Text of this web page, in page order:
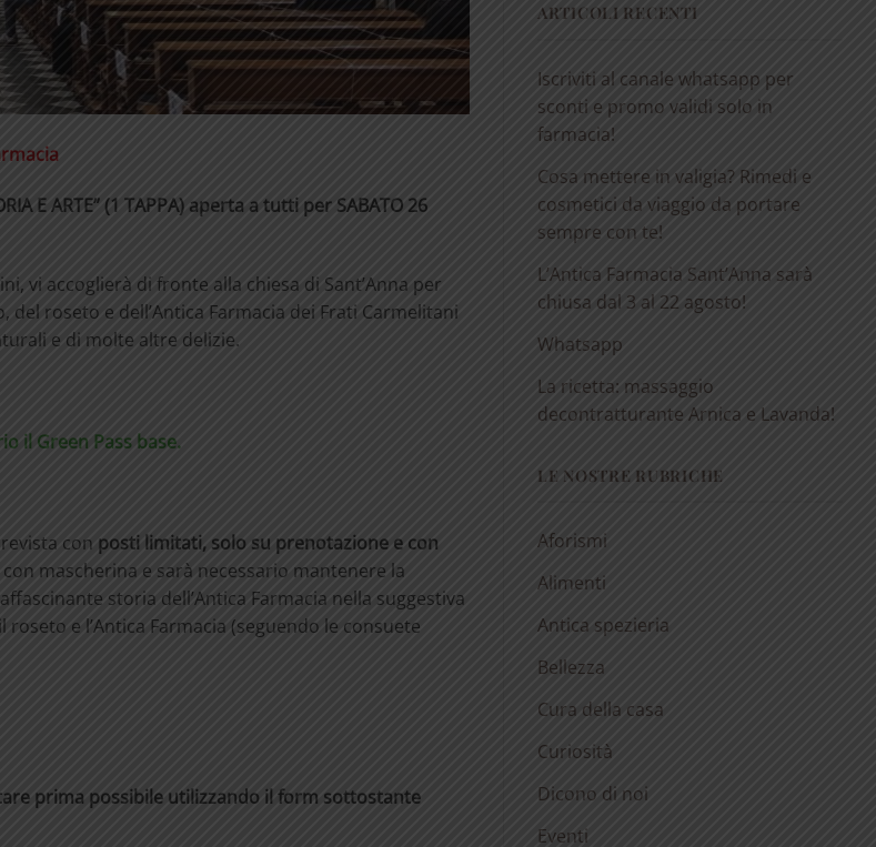
E ARTE” (1 TAPPA) aperta a tutti per SABATO 26
vi accoglierà di fronte alla chiesa di Sant’Anna per
roseto e dell’Antica Farmacia dei Frati Carmelitani
e di molte altre delizie.
il Green Pass base.
con posti limitati, solo su prenotazione e con
con mascherina e sarà necessario mantenere la
storia dell’Antica Farmacia nella suggestiva
e l’Antica Farmacia (seguendo le consuete
prima possibile utilizzando il form sottostante
ARTICOLI RECENTI
Iscriviti al canale whatsapp per
sconti e promo validi solo in
farmacia!
Cosa mettere in valigia? Rimedi e
cosmetici da viaggio da portare
sempre con te!
L’Antica Farmacia Sant’Anna sarà
chiusa dal 3 al 22 agosto!
Whatsapp
La ricetta: massaggio
decontratturante Arnica e Lavanda!
LE NOSTRE RUBRICHE
Aforismi
Alimenti
Antica spezieria
Bellezza
Cura della casa
Curiosità
Dicono di noi
Eventi